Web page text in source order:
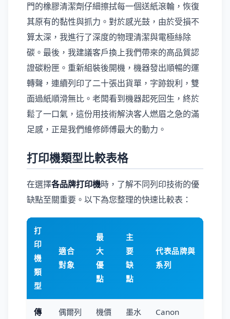
門的橡膠清潔劑仔細擦拭每一個送紙滾輪，恢復
其原有的黏性與抓力。對於感光鼓，由於受損不
算太深，我進行了深度的物理清潔與電極絲除
碳。最後，我建議客戶換上我們帶來的高品質認
證碳粉匣。重新組裝後開機，機器發出順暢的運
轉聲，連續列印了二十張出貨單，字跡銳利，雙
面過紙順滑無比。老闆看到機器起死回生，終於
鬆了一口氣，這份用技術解決客人燃眉之急的滿
足感，正是我們維修師傅最大的動力。
打印機類型比較表格
在選擇各品牌打印機時，了解不同列印技術的優
缺點至關重要。以下為您整理的快速比較表：
打
印
機
類
型
適合
對象
最
大
優
點
主
要
缺
點
代表品牌與
系列
傳
偶爾列
機價
墨水
Canon